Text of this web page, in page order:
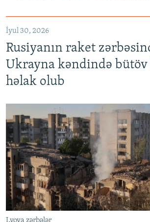
İyul 30, 2026
Rusiyanın raket
Ukrayna kəndində
həlak olub